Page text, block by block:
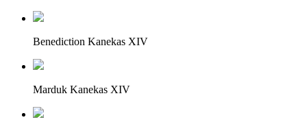
Benediction Kanekas XIV
Marduk Kanekas XIV